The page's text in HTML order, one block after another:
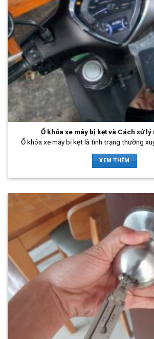
Ổ khóa xe máy bị kẹt và Cách xử lý
Ổ khóa xe máy bị kẹt là tình trạng thường
XEM THÊM